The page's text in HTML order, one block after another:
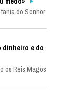
do Senhor
dinheiro e do
os Reis Magos